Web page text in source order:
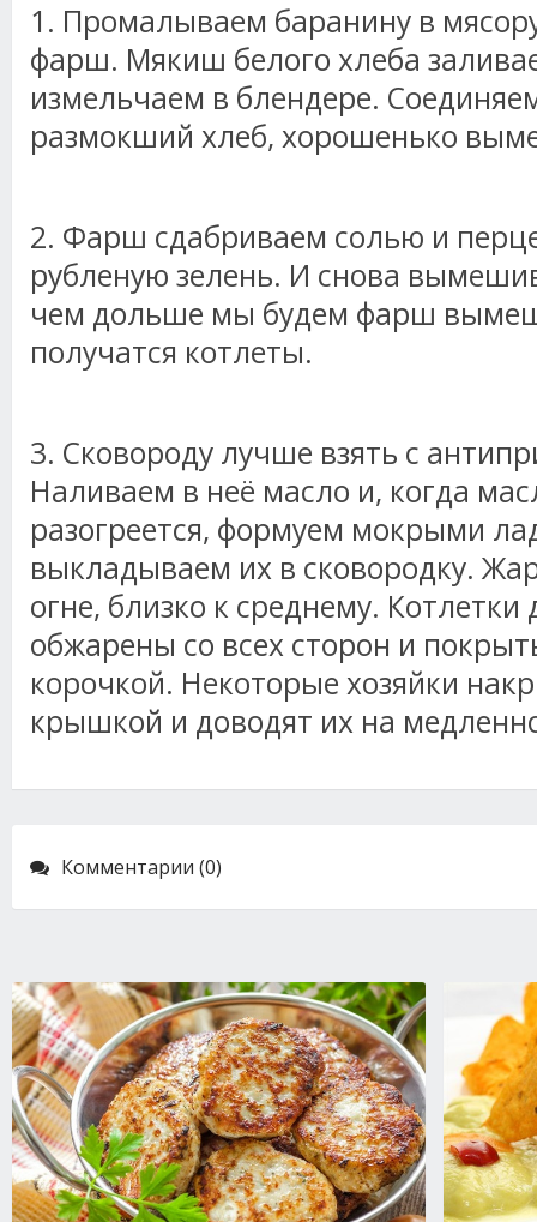
1. Промалываем баранину в
фарш. Мякиш белого хлеба
измельчаем в блендере.
размокший хлеб, хорошенько
2. Фарш сдабриваем солью и
рубленую зелень. И снова
чем дольше мы будем фарш
получатся котлеты.
3. Сковороду лучше взять с
Наливаем в неё масло и, когда
разогреется, формуем мокрыми
выкладываем их в сковородку.
огне, близко к среднему.
обжарены со всех сторон и
корочкой. Некоторые хозяйки
крышкой и доводят их на
Комментарии (0)